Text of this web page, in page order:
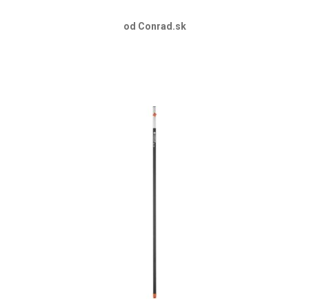
od Conrad.sk